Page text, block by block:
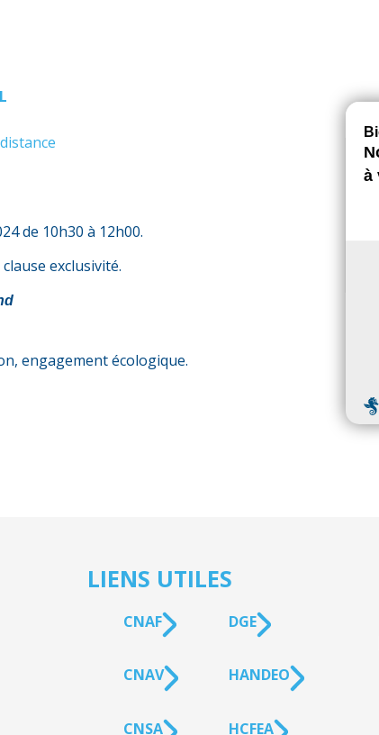
de 10h30 à 12h00.
exclusivité.
engagement écologique.
LIENS UTILES
CNAF
CNAV
CNSA
DGE
HANDEO
HCFEA